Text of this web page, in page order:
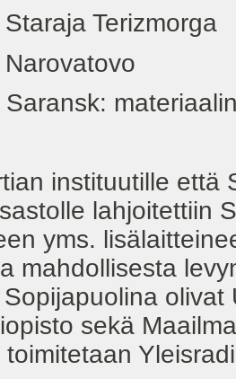
Terizmorga
instituutille että
lahjoitettiin
yms.
mahdollisesta
sekä